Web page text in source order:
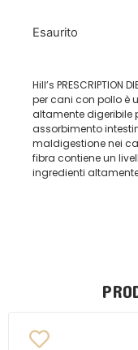
Esaurito
Hill’s PRESCRIPTION
per cani con pollo è
altamente digeribile
assorbimento
maldigestione nei
fibra contiene un
ingredienti